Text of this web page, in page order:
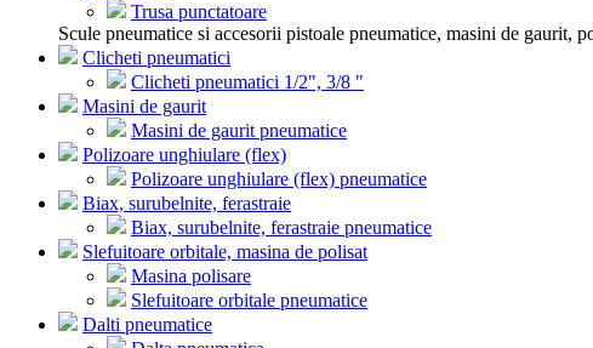
Trusa punctatoare
Scule pneumatice si accesorii pistoale pneumatice, masini de gaurit,
Clicheti pneumatici
Clicheti pneumatici 1/2", 3/8 "
Masini de gaurit
Masini de gaurit pneumatice
Polizoare unghiulare (flex)
Polizoare unghiulare (flex) pneumatice
Biax, surubelnite, ferastraie
Biax, surubelnite, ferastraie pneumatice
Slefuitoare orbitale, masina de polisat
Masina polisare
Slefuitoare orbitale pneumatice
Dalti pneumatice